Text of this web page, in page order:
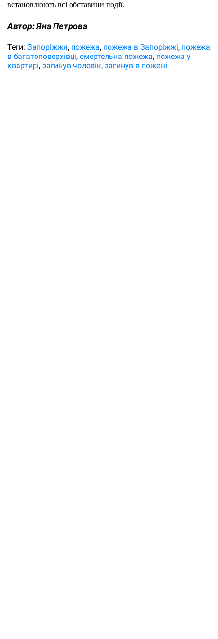
встановлюють всі обставини події.
Автор:Яна Петрова
Теги: Запоріжжя пожежа пожежа в Запоріжжі пожежа
в багатоповерхівці смертельна пожежа пожежа у
квартирі загинув чоловік загинув в пожежі